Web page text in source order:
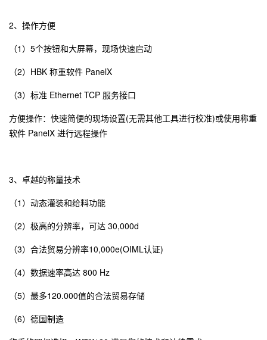
2、操作方便
（1）5个按钮和大屏幕，现场快速启动
（2）HBK 称重软件 PanelX
（3）标准 Ethernet TCP 服务接口
方便操作：快速简便的现场设置(无需其他工具进行校准)或使用称重
软件 PanelX 进行远程操作
3、卓越的称量技术
（1）动态灌装和给料功能
（2）极高的分辨率，可达 30,000d
（3）合法贸易分辨率10,000e(OIML认证)
（4）数据速率高达 800 Hz
（5）最多120.000值的合法贸易存储
（6）德国制造